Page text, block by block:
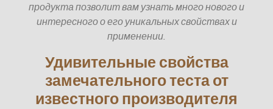
продукта позволит вам узнать много нового и
интересного о его уникальных свойствах и
применении.
Удивительные свойства
замечательного теста от
известного производителя